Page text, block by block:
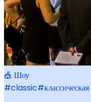
🎪 Шоу
#classic#